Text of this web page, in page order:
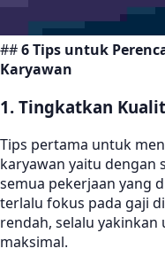
##6 Tips untuk
Karyawan
1. Tingkatkan
Tips pertama untuk
karyawan yaitu dengan
semua pekerjaan yang
terlalu fokus pada gaji
rendah, selalu
maksimal.